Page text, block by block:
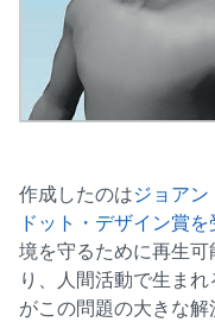
作成したのはジョア
ドット・デザイン賞を
境を守るために再生
り、人間活動で生ま
がこの問題の大きな解